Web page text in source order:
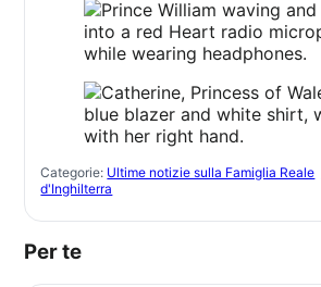
Categorie: Ultime notizie sulla Famiglia Reale
d'Inghilterra
Per te